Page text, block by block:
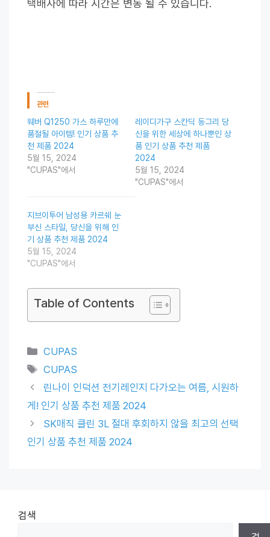
택배사에 따라 시간은 변동 될 수 있습니다.
관련
웨버 Q1250 가스 하루만에
품절될 아이템! 인기 상품 추
천 제품 2024
5월 15, 2024
"CUPAS"에서
레이디가구 스칸딕 동그리 당
신을 위한 세상에 하나뿐인 상
품 인기 상품 추천 제품
2024
5월 15, 2024
"CUPAS"에서
지브이투어 남성용 카르쉐 눈
부신 스타일, 당신을 위해 인
기 상품 추천 제품 2024
5월 15, 2024
"CUPAS"에서
Table of Contents
Categories
CUPAS
Tags
CUPAS
린나이 인덕션 전기레인지 다가오는 여름, 시원하
게! 인기 상품 추천 제품 2024
SK매직 클린 3L 절대 후회하지 않을 최고의 선택
인기 상품 추천 제품 2024
검색